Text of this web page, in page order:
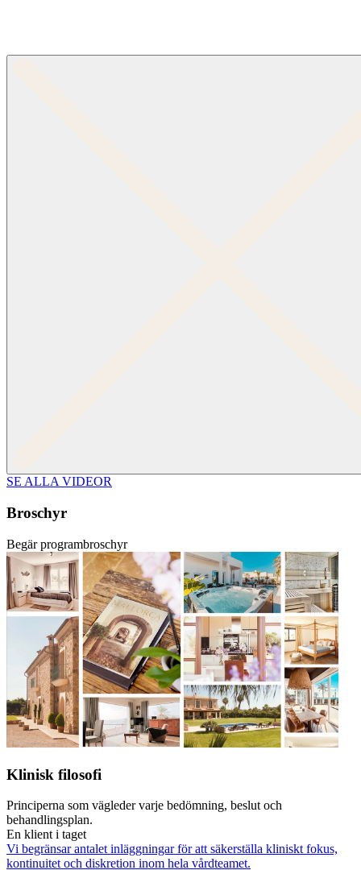
SE ALLA VIDEOR
Broschyr
Begär programbroschyr
Klinisk filosofi
Principerna som vägleder varje bedömning, beslut och
behandlingsplan.
En klient i taget
Vi begränsar antalet inläggningar för att säkerställa kliniskt fokus,
kontinuitet och diskretion inom hela vårdteamet.